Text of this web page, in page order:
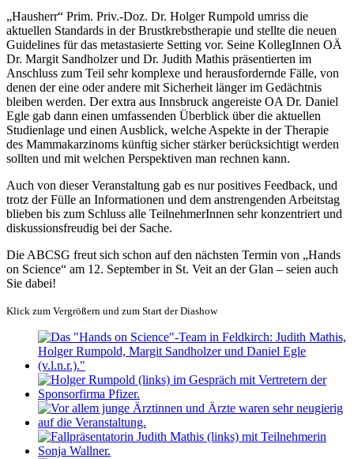
„Hausherr“ Prim. Priv.-Doz. Dr. Holger Rumpold umriss die
aktuellen Standards in der Brustkrebstherapie und stellte die neuen
Guidelines für das metastasierte Setting vor. Seine KollegInnen OÄ
Dr. Margit Sandholzer und Dr. Judith Mathis präsentierten im
Anschluss zum Teil sehr komplexe und herausfordernde Fälle, von
denen der eine oder andere mit Sicherheit länger im Gedächtnis
bleiben werden. Der extra aus Innsbruck angereiste OA Dr. Daniel
Egle gab dann einen umfassenden Überblick über die aktuellen
Studienlage und einen Ausblick, welche Aspekte in der Therapie
des Mammakarzinoms künftig sicher stärker berücksichtigt werden
sollten und mit welchen Perspektiven man rechnen kann.
Auch von dieser Veranstaltung gab es nur positives Feedback, und
trotz der Fülle an Informationen und dem anstrengenden Arbeitstag
blieben bis zum Schluss alle TeilnehmerInnen sehr konzentriert und
diskussionsfreudig bei der Sache.
Die ABCSG freut sich schon auf den nächsten Termin von „Hands
on Science“ am 12. September in St. Veit an der Glan – seien auch
Sie dabei!
Klick zum Vergrößern und zum Start der Diashow